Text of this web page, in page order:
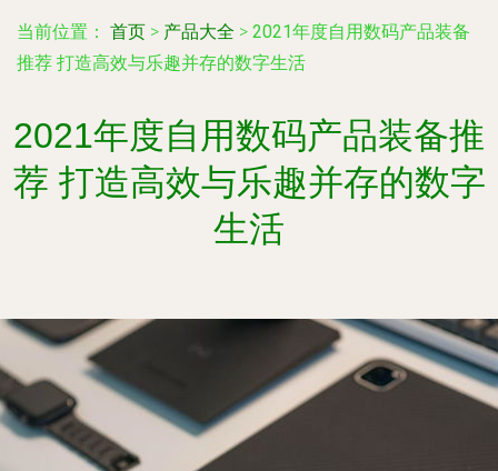
当前位置： 首页 > 产品大全 > 2021年度自用数码产品装备
推荐 打造高效与乐趣并存的数字生活
2021年度自用数码产品装备推
荐 打造高效与乐趣并存的数字
生活